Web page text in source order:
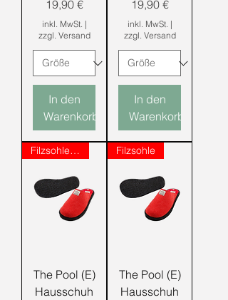
Preis
19,90 €
inkl. MwSt. |
zzgl. Versand
In den
Warenkorb
Preis
19,90 €
inkl. MwSt. |
zzgl. Versand
In den
Warenkorb
Filzsohle mit Noppen
The Pool (E)
Hausschuh
Filzsohle
The Pool (E)
Hausschuh